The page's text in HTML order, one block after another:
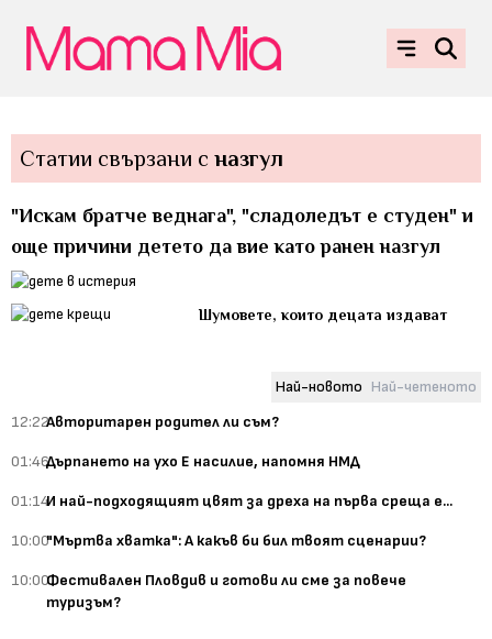
Статии свързани с назгул
"Искам братче веднага", "сладоледът е студен" и
още причини детето да вие като ранен назгул
Шумовете, които децата издават
Най-новото Най-четеното
12:22Авторитарен родител ли съм?
01:46Дърпането на ухо Е насилие, напомня НМД
01:14И най-подходящият цвят за дреха на първа среща е...
10:00"Мъртва хватка": А какъв би бил твоят сценарии?
10:00Фестивален Пловдив и готови ли сме за повече
туризъм?